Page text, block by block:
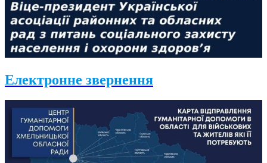
Електронне звернення